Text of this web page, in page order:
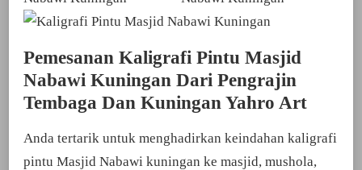
Pemesanan Kaligrafi Pintu Masjid
Nabawi Kuningan Dari Pengrajin
Tembaga Dan Kuningan Yahro Art
Anda tertarik untuk menghadirkan keindahan kaligrafi
pintu Masjid Nabawi kuningan ke masjid, mushola,